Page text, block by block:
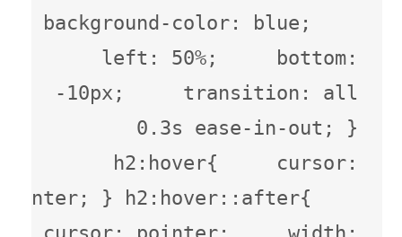
background-color: blue;
left: 50%;     bottom:
-10px;     transition: all
0.3s ease-in-out; }
h2:hover{     cursor:
} h2:hover::after{